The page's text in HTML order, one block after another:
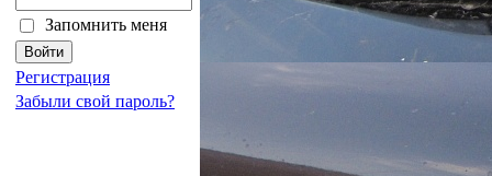
Запомнить меня
Регистрация
Забыли свой пароль?